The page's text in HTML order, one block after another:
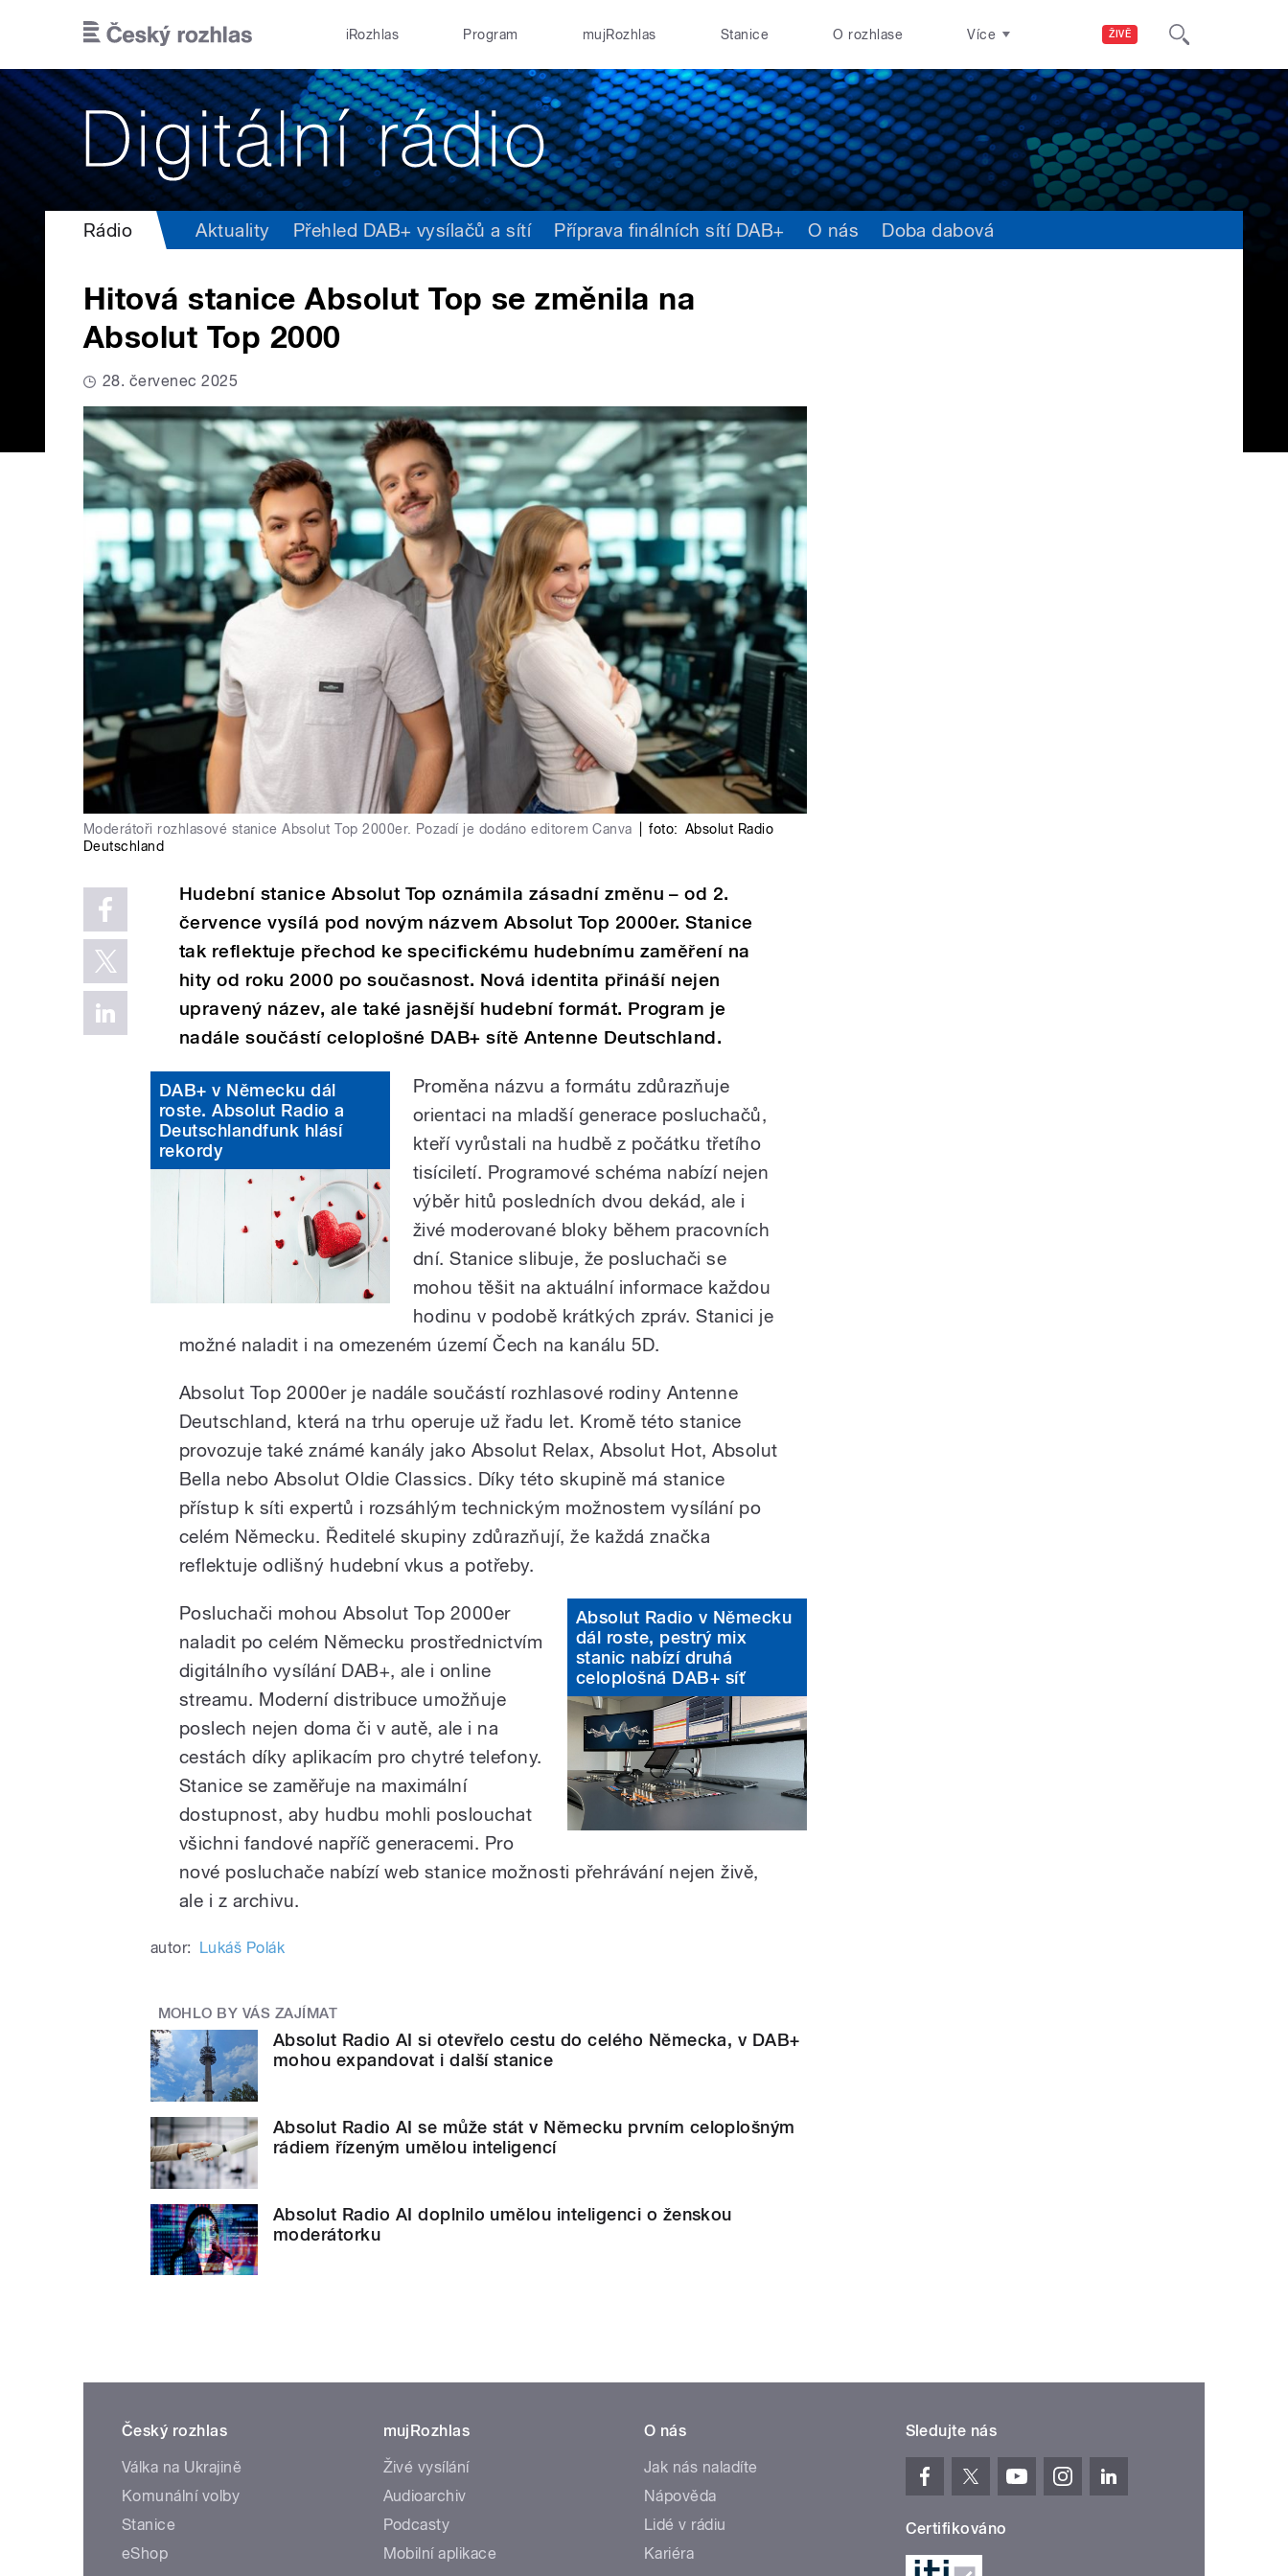
ŽIVĚ
iRozhlas Program mujRozhlas Stanice O rozhlase Více
Rádio Aktuality Přehled DAB+ vysílačů a sítí Příprava finálních sítí DAB+ O nás Doba dabová
Hitová stanice Absolut Top se změnila na
Absolut Top 2000
28. červenec 2025
Moderátoři rozhlasové stanice Absolut Top 2000er. Pozadí je dodáno editorem Canva foto: Absolut Radio
Deutschland
Hudební stanice Absolut Top oznámila zásadní změnu – od 2.
července vysílá pod novým názvem Absolut Top 2000er. Stanice
tak reflektuje přechod ke specifickému hudebnímu zaměření na
hity od roku 2000 po současnost. Nová identita přináší nejen
upravený název, ale také jasnější hudební formát. Program je
nadále součástí celoplošné DAB+ sítě Antenne Deutschland.
DAB+ v Německu dál
roste. Absolut Radio a
Deutschlandfunk hlásí
rekordy
Proměna názvu a formátu zdůrazňuje
orientaci na mladší generace posluchačů,
kteří vyrůstali na hudbě z počátku třetího
tisíciletí. Programové schéma nabízí nejen
výběr hitů posledních dvou dekád, ale i
živé moderované bloky během pracovních
dní. Stanice slibuje, že posluchači se
mohou těšit na aktuální informace každou
hodinu v podobě krátkých zpráv. Stanici je
možné naladit i na omezeném území Čech na kanálu 5D.
Absolut Top 2000er je nadále součástí rozhlasové rodiny Antenne
Deutschland, která na trhu operuje už řadu let. Kromě této stanice
provozuje také známé kanály jako Absolut Relax, Absolut Hot, Absolut
Bella nebo Absolut Oldie Classics. Díky této skupině má stanice
přístup k síti expertů i rozsáhlým technickým možnostem vysílání po
celém Německu. Ředitelé skupiny zdůrazňují, že každá značka
reflektuje odlišný hudební vkus a potřeby.
Absolut Radio v Německu
dál roste, pestrý mix
stanic nabízí druhá
celoplošná DAB+ síť
Posluchači mohou Absolut Top 2000er
naladit po celém Německu prostřednictvím
digitálního vysílání DAB+, ale i online
streamu. Moderní distribuce umožňuje
poslech nejen doma či v autě, ale i na
cestách díky aplikacím pro chytré telefony.
Stanice se zaměřuje na maximální
dostupnost, aby hudbu mohli poslouchat
všichni fandové napříč generacemi. Pro
nové posluchače nabízí web stanice možnosti přehrávání nejen živě,
ale i z archivu.
autor: Lukáš Polák
MOHLO BY VÁS ZAJÍMAT
Absolut Radio AI si otevřelo cestu do celého Německa, v DAB+
mohou expandovat i další stanice
Absolut Radio AI se může stát v Německu prvním celoplošným
rádiem řízeným umělou inteligencí
Absolut Radio AI doplnilo umělou inteligenci o ženskou
moderátorku
Český rozhlas
Válka na Ukrajině
Komunální volby
Stanice
eShop
mujRozhlas
Živé vysílání
Audioarchiv
Podcasty
Mobilní aplikace
O nás
Jak nás naladíte
Nápověda
Lidé v rádiu
Kariéra
Sledujte nás
Certifikováno